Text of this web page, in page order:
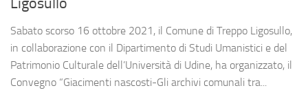
Sabato scorso 16 ottobre 2021, il Comune di Treppo Ligosullo,
in collaborazione con il Dipartimento di Studi Umanistici e del
Patrimonio Culturale dell’Università di Udine, ha organizzato, il
Convegno “Giacimenti nascosti-Gli archivi comunali tra...